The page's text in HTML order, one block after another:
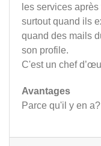
les services
surtout quand ils
quand des mails
son profile.
C'est un chef
Avantages
Parce qu'il y en a?